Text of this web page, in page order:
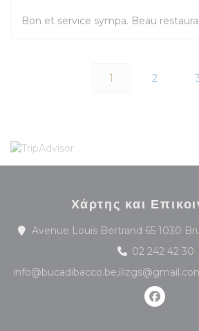
Bon et service sympa. Beau
1 2
Χάρτης και
Avenue Louis Bertrand 65 1030
02 242 42 30